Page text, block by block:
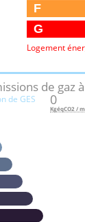
F
G
Logement
de gaz
de GES
0
KgéqCO2 /